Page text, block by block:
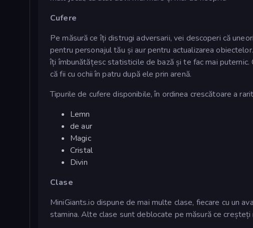
Cufere
Pe măsură ce îți distrugi adversarii, vei descoperi că
pentru personajul tău și aur pentru actualizarea
îți îmbunătățesc statisticile de bază și te fac mai
că fii cu ochii în patru după ele prin arenă.
Tipurile de cufere disponibile, în ordinea crescătoare a
Lemn
de aur
Magic
Cristal
Divin
Clase
MiniGiants.io dispune de mai multe clase, fiecare cu un
stamina. Alte clase sunt deblocate pe măsură ce